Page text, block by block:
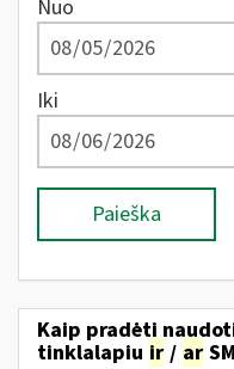
Nuo
Iki
Paieška
Kaip pradėti
tinklalapiu ir / ar